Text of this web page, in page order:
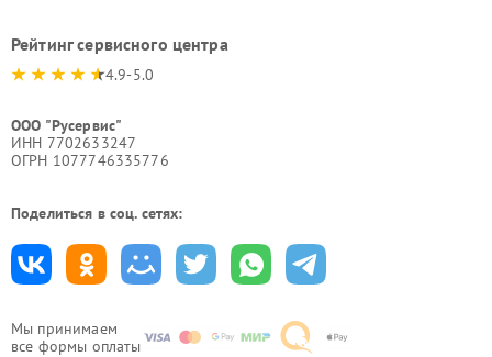
Мы принимаем
все формы оплаты
Рейтинг сервисного центра
4.9-5.0
ООО "Русервис"
ИНН 7702633247
ОГРН 1077746335776
Поделиться в соц. сетях: